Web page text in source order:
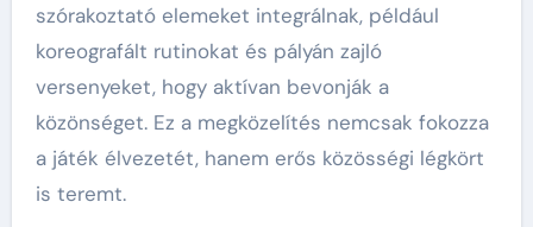
szórakoztató elemeket integrálnak, például
koreografált rutinokat és pályán zajló
versenyeket, hogy aktívan bevonják a
közönséget. Ez a megközelítés nemcsak fokozza
a játék élvezetét, hanem erős közösségi légkört
is teremt.